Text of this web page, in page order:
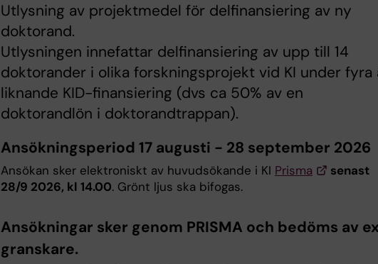
Utlysning av projektmedel för delfinansiering av ny
doktorand.
Utlysningen innefattar delfinansiering av upp till 14
doktorander i olika forskningsprojekt vid KI under fyra
liknande KID-finansiering (dvs ca 50% av en
doktorandlön i doktorandtrappan).
Ansökningsperiod 17 augusti - 28 september 2026
Ansökan sker elektroniskt av huvudsökande i KI Prisma
senast
28/9 2026, kl 14.00. Grönt ljus ska bifogas.
Ansökningar sker genom PRISMA och bedöms av
granskare.